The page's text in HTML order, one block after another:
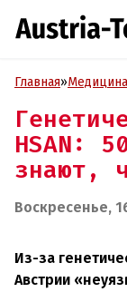
Главная»Медицина
HSAN:
знают,
Воскресенье,
Из-за
Австрии